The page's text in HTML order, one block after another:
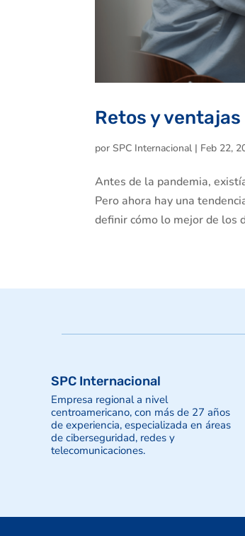
Retos y
porSPC Internacional | Feb 22,
Antes de la pandemia,
Pero ahora hay una
definir cómo lo mejor de los
SPC Internacional
Empresa regional a nivel
centroamericano, con más de 27 años
de experiencia, especializada en áreas
de ciberseguridad, redes y
telecomunicaciones.